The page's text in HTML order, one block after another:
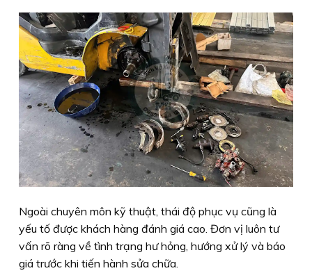
Ngoài chuyên môn kỹ thuật, thái độ phục vụ cũng là
yếu tố được khách hàng đánh giá cao. Đơn vị luôn tư
vấn rõ ràng về tình trạng hư hỏng, hướng xử lý và báo
giá trước khi tiến hành sửa chữa.